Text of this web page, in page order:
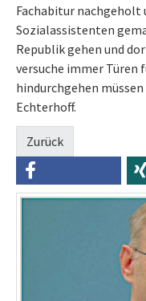
Fachabitur nachgeholt
Sozialassistenten
Republik gehen und
versuche immer Türen
hindurchgehen
Echterhoff.
Zurück